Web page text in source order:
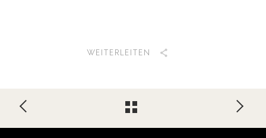
WEITERLEITEN
Footer